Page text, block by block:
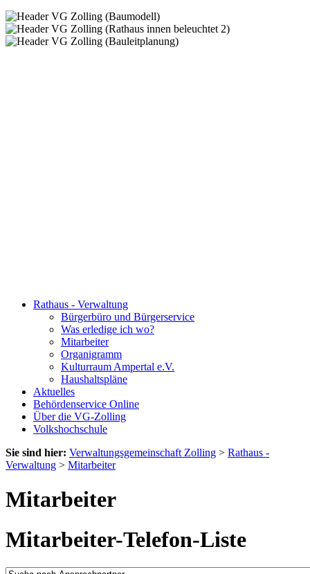
Rathaus - Verwaltung
Bürgerbüro und Bürgerservice
Was erledige ich wo?
Mitarbeiter
Organigramm
Kulturraum Ampertal e.V.
Haushaltspläne
Aktuelles
Behördenservice Online
Über die VG-Zolling
Volkshochschule
Sie sind hier: Verwaltungsgemeinschaft Zolling > Rathaus -
Verwaltung > Mitarbeiter
Mitarbeiter
Mitarbeiter-Telefon-Liste